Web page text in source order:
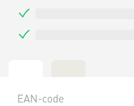
EAN-code